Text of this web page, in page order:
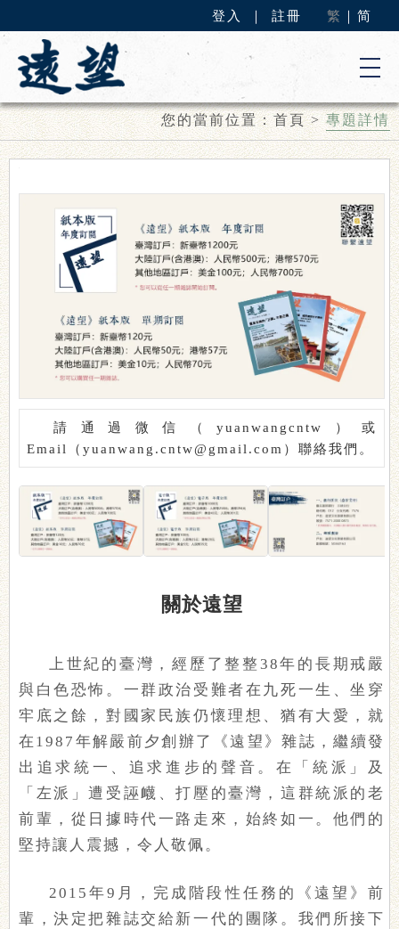
登入 註冊 繁 简
您的當前位置： 首頁>專題詳情
請通過微信（yuanwangcntw）或
Email（yuanwang.cntw@gmail.com）聯絡我們。
關於遠望
上世紀的臺灣，經歷了整整38年的長期戒嚴
與白色恐怖。一群政治受難者在九死一生、坐穿
牢底之餘，對國家民族仍懷理想、猶有大愛，就
在1987年解嚴前夕創辦了《遠望》雜誌，繼續發
出追求統一、追求進步的聲音。在「統派」及
「左派」遭受誣衊、打壓的臺灣，這群統派的老
前輩，從日據時代一路走來，始終如一。他們的
堅持讓人震撼，令人敬佩。
2015年9月，完成階段性任務的《遠望》前
輩，決定把雜誌交給新一代的團隊。我們所接下